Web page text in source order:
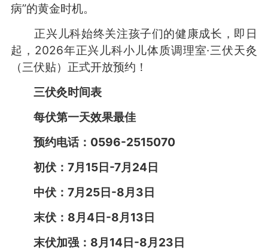
病”的黄金时机。
正兴儿科始终关注孩子们的健康成长，即日
起，2026年正兴儿科小儿体质调理室·三伏天灸
（三伏贴）正式开放预约！
三伏灸时间表
每伏第一天效果最佳
预约电话：0596-2515070
初伏：7月15日-7月24日
中伏：7月25日-8月3日
末伏：8月4日-8月13日
末伏加强：8月14日-8月23日